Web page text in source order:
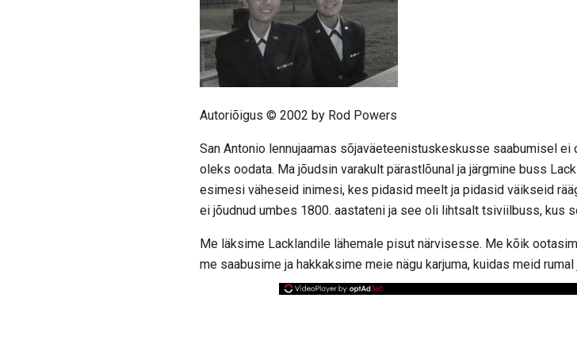
Autoriõigus © 2002 by Rod Powers
San Antonio lennujaamas sõjaväeteenistuskeskusse saabumisel
oleks oodata. Ma jõudsin varakult pärastlõunal ja järgmine buss
esimesi väheseid inimesi, kes pidasid meelt ja pidasid väikseid
ei jõudnud umbes 1800. aastateni ja see oli lihtsalt tsiviilbuss, kus
Me läksime Lacklandile lähemale pisut närvisesse. Me kõik
me saabusime ja hakkaksime meie nägu karjuma, kuidas meid